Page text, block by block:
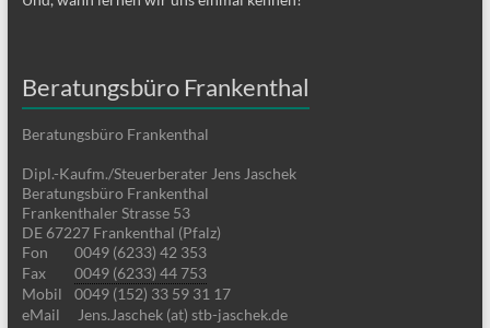
Beratungsbüro Frankenthal
Beratungsbüro Frankenthal
Dipl.-Kaufm./Steuerberater Jens Jaschek
Beratungsbüro Frankenthal
Frankenthaler Strasse 53
DE 67227 Frankenthal (Pfalz)
Fon
0049 (6233) 42 353
Fax
0049 (6233) 44 753
Mobil
0049 (152) 33 59 31 17
eMail
Jens.Jaschek (at) stb-jaschek.de